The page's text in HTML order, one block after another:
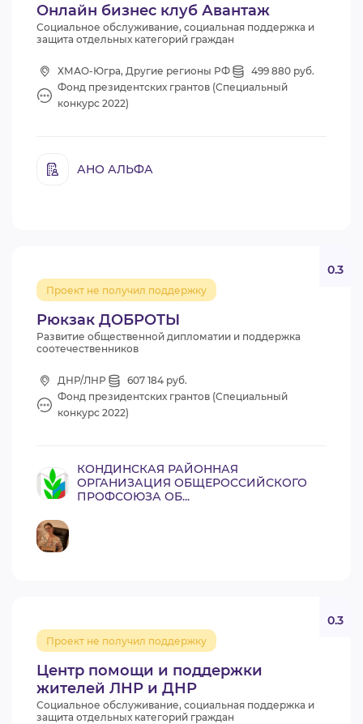
Онлайн бизнес клуб Авантаж
Социальное обслуживание, социальная поддержка и
защита отдельных категорий граждан
ХМАО-Югра, Другие регионы РФ
499 880 руб.
Фонд президентских грантов (Специальный
конкурс 2022)
АНО АЛЬФА
Рюкзак ДОБРОТЫ
Проект не получил поддержку
0.3
Развитие общественной дипломатии и поддержка
соотечественников
ДНР/ЛНР
607 184 руб.
Фонд президентских грантов (Специальный
конкурс 2022)
КОНДИНСКАЯ РАЙОННАЯ
ОРГАНИЗАЦИЯ ОБЩЕРОССИЙСКОГО
ПРОФСОЮЗА ОБ...
Центр помощи и поддержки
жителей ЛНР и ДНР
Проект не получил поддержку
0.3
Социальное обслуживание, социальная поддержка и
защита отдельных категорий граждан